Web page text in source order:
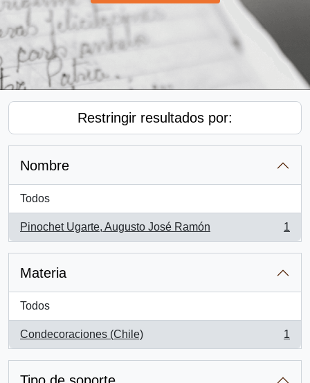
Restringir resultados por:
Nombre
Todos
Pinochet Ugarte, Augusto José Ramón
, 1 resultados
1
Materia
Todos
Condecoraciones (Chile)
, 1 resultados
1